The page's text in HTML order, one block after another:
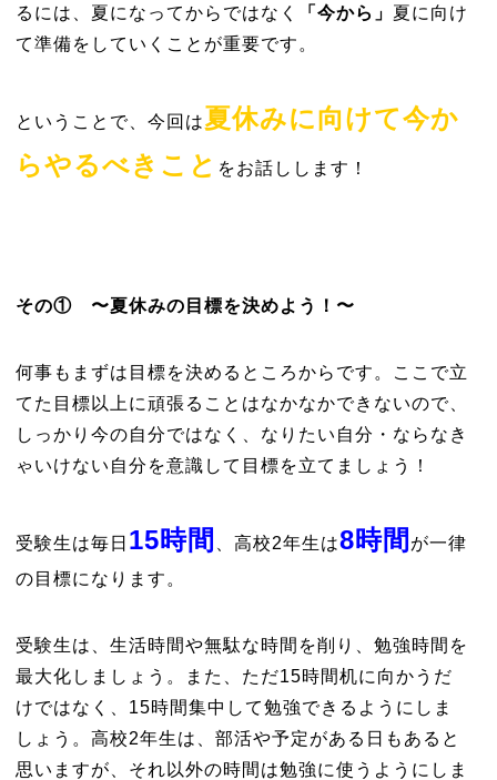
るには、夏になってからではなく
「今から」 夏に向け
て準備をしていくことが重要です。
ということで、今回は夏休みに向けて今か
らやるべきこと をお話しします！
その① 〜夏休みの目標を決めよう！〜
何事もまずは目標を決めるところからです。ここで立
てた目標以上に頑張ることはなかなかできないので、
しっかり今の自分ではなく、なりたい自分・ならなき
ゃいけない自分を意識して目標を立てましょう！
受験生は毎日 15時間 、高校2年生は8時間 が一律
の目標になります。
受験生は、生活時間や無駄な時間を削り、勉強時間を
最大化しましょう。また、ただ15時間机に向かうだ
けではなく、15時間集中して勉強できるようにしま
しょう。高校2年生は、部活や予定がある日もあると
思いますが、それ以外の時間は勉強に使うようにしま